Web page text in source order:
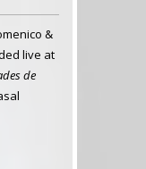
&
live at
de